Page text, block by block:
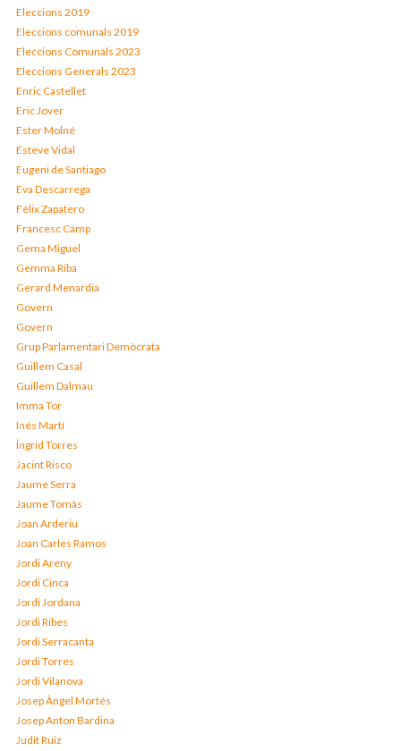
Eleccions 2019
Eleccions comunals 2019
Eleccions Comunals 2023
Eleccions Generals 2023
Enric Castellet
Eric Jover
Ester Molné
Esteve Vidal
Eugeni de Santiago
Eva Descarrega
Fèlix Zapatero
Francesc Camp
Gema Miguel
Gemma Riba
Gerard Menardia
Govern
Govern
Grup Parlamentari Demòcrata
Guillem Casal
Guillem Dalmau
Imma Tor
Inés Martí
Íngrid Torres
Jacint Risco
Jaume Serra
Jaume Tomàs
Joan Arderiu
Joan Carles Ramos
Jordi Areny
Jordi Cinca
Jordi Jordana
Jordi Ribes
Jordi Serracanta
Jordi Torres
Jordi Vilanova
Josep Àngel Mortés
Josep Anton Bardina
Judit Ruiz